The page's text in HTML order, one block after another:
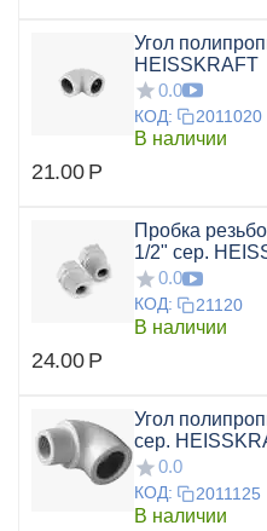
Угол
HEISSKRAFT
0.0
КОД: 2011020
В наличии
21.00 Р
Пробка
1/2" сер.
0.0
КОД: 21120
В наличии
24.00 Р
Угол
сер.
0.0
КОД: 2011125
В наличии